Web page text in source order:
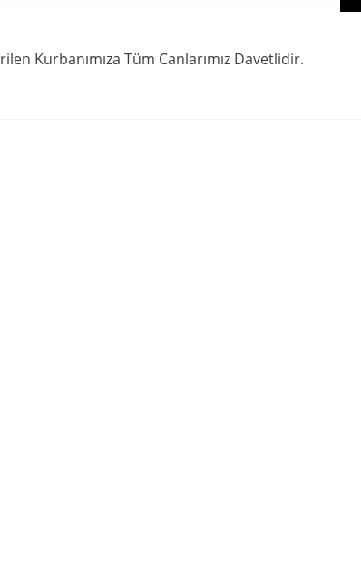
Kurbanımıza Tüm Canlarımız Davetlidir.